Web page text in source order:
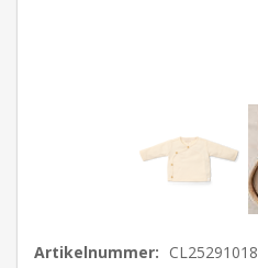
Artikelnummer: CL25291018